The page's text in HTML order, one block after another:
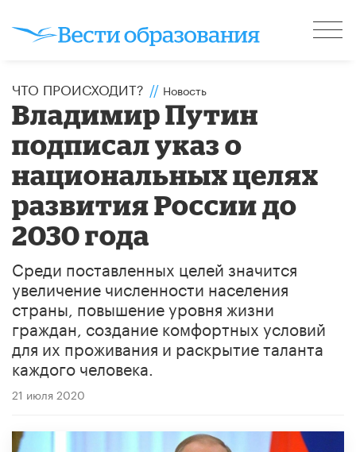
ЧТО ПРОИСХОДИТ? // Новость
Владимир Путин
подписал указ о
национальных целях
развития России до
2030 года
Среди поставленных целей значится
увеличение численности населения
страны, повышение уровня жизни
граждан, создание комфортных условий
для их проживания и раскрытие таланта
каждого человека.
21 июля 2020